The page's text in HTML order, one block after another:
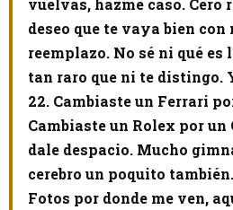
deseo que te vaya bien con
reemplazo. No sé ni qué es
tan raro que ni te distingo.
22. Cambiaste un Ferrari
Cambiaste un Rolex por un
dale despacio. Mucho
cerebro un poquito también.
Fotos por donde me ven,